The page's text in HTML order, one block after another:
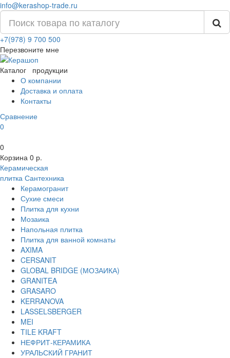
info@kerashop-trade.ru
+7(978) 9 700 500
Перезвоните мне
Каталог
продукции
О компании
Доставка и оплата
Контакты
Сравнение
0
0
Корзина 0 р.
Керамическая
плитка Сантехника
Керамогранит
Сухие смеси
Плитка для кухни
Мозаика
Напольная плитка
Плитка для ванной комнаты
AXIMA
CERSANIT
GLOBAL BRIDGE (МОЗАИКА)
GRANITEA
GRASARO
KERRANOVA
LASSELSBERGER
MEI
TILE KRAFT
НЕФРИТ-КЕРАМИКА
УРАЛЬСКИЙ ГРАНИТ